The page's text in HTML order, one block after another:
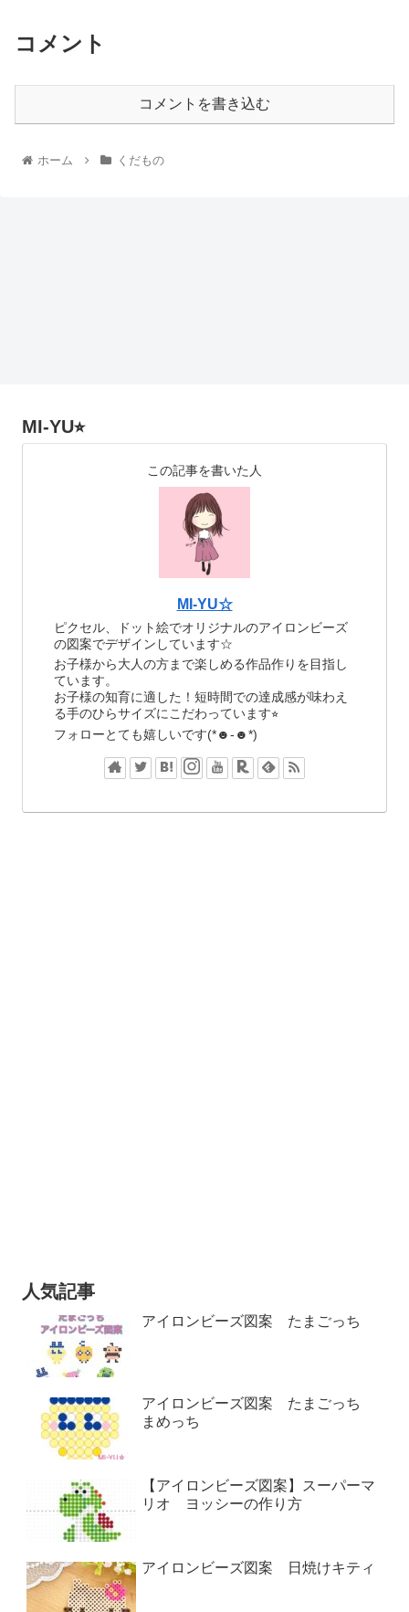
コメント
コメントを書き込む
ホーム くだもの
MI-YU⭐︎
この記事を書いた人
MI-YU☆
ピクセル、ドット絵でオリジナルのアイロンビーズ
の図案でデザインしています☆
お子様から大人の方まで楽しめる作品作りを目指し
ています。
お子様の知育に適した！短時間での達成感が味わえ
る手のひらサイズにこだわっています⭐︎
フォローとても嬉しいです(*☻-☻*)
人気記事
アイロンビーズ図案 たまごっち
アイロンビーズ図案 たまごっち
まめっち
【アイロンビーズ図案】スーパーマ
リオ ヨッシーの作り方
アイロンビーズ図案 日焼けキティ